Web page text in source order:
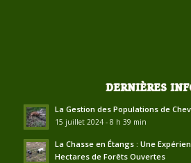
DERNIÈRES
La Gestion des Populations de
15 juillet 2024 - 8 h 39 min
La Chasse en Étangs : Une
Hectares de Forêts Ouvertes